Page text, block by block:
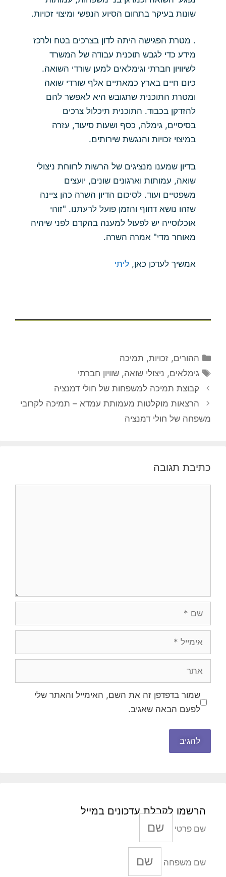
שונות בעיקר בתחום הסיוע הנפשי ומיצוי זכויות.
. מטרת הפגישה היתה לדון בצרכים בטח ולרכז
מידע כדי לגבש תוכנית עבודה של המשרד
לשיוויון חברתי וגימלאים למען שורדי השואה.
כיום חיים בארץ כמאתיים אלף שורדי שואה
ומטרת התוכנית שתגובש היא לאפשר להם
להזדקן בכבוד. התוכנית תיכלול צרכים
בסיסיים, גימלה, כסף ושעות סיעוד, עזרה
במיצוי זכויות והנגשת שירותים.
בדיון שמענו מנציגים של הרשות לרווחת ניצולי
שואה, עמותות וארגונים שונים, יועצים
משפטיים ועוד. לסיכום הדיון השרה כהן ציינה
שזהו נושא דחוף והזמן פועל לרעתנו. "זוהי
אוכלוסייה יש לפעול למענה בהקדם לפני שיהיה
מאוחר מדי" אמרה השרה.
אמשיך לעדכן כאן, ליתי
קטגוריות
ההורים,זכויות, תמיכה
תגיות
גימלאים, ניצולי שואה,שוויון חברתי
קבוצת תמיכה למשפחות של חולי דמנציה
הרצאות מוקלטות מעמותת עמדא – תמיכה לקרובי
משפחה של חולי דמנציה
כתיבת תגובה
שמור בדפדפן זה את השם, האימייל והאתר שלי
לפעם הבאה שאגיב.
הרשמו לקבלת עדכונים במייל
שם פרטי
שם משפחה